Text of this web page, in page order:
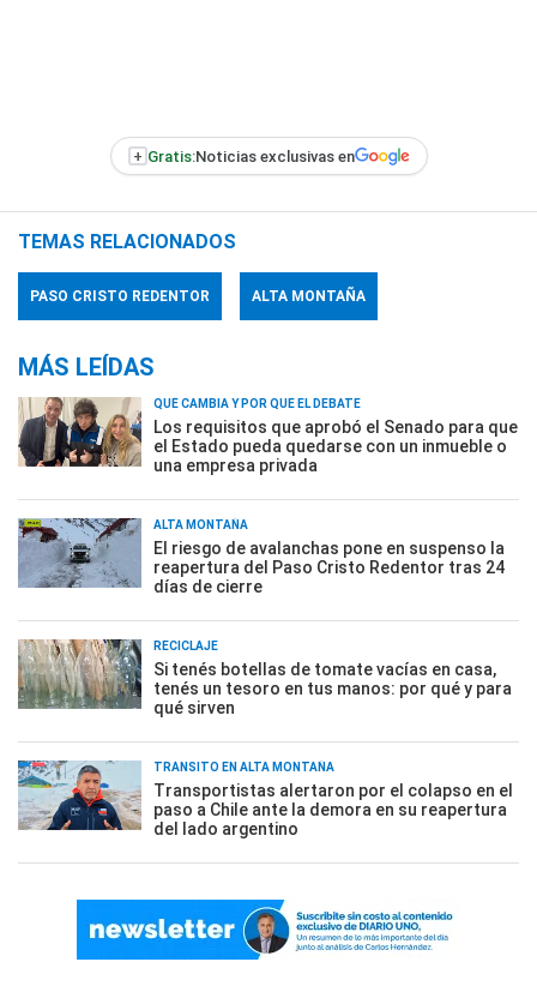
+ Gratis:Noticias exclusivas en
TEMAS RELACIONADOS
PASO CRISTO REDENTOR ALTA MONTAÑA
MÁS LEÍDAS
QUÉ CAMBIA Y POR QUÉ EL DEBATE
Los requisitos que aprobó el Senado para que
el Estado pueda quedarse con un inmueble o
una empresa privada
ALTA MONTAÑA
El riesgo de avalanchas pone en suspenso la
reapertura del Paso Cristo Redentor tras 24
días de cierre
RECICLAJE
Si tenés botellas de tomate vacías en casa,
tenés un tesoro en tus manos: por qué y para
qué sirven
TRÁNSITO EN ALTA MONTAÑA
Transportistas alertaron por el colapso en el
paso a Chile ante la demora en su reapertura
del lado argentino